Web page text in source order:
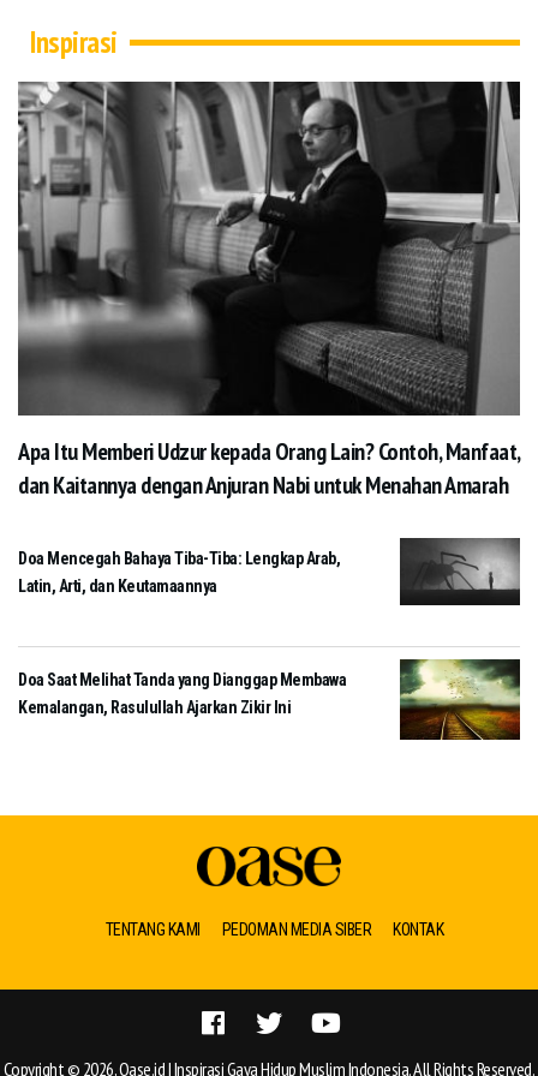
Inspirasi
Apa Itu Memberi Udzur kepada Orang Lain? Contoh, Manfaat,
dan Kaitannya dengan Anjuran Nabi untuk Menahan Amarah
Doa Mencegah Bahaya Tiba-Tiba: Lengkap Arab,
Latin, Arti, dan Keutamaannya
Doa Saat Melihat Tanda yang Dianggap Membawa
Kemalangan, Rasulullah Ajarkan Zikir Ini
TENTANG KAMI PEDOMAN MEDIA SIBER KONTAK
Copyright © 2026, Oase.id | Inspirasi Gaya Hidup Muslim Indonesia. All Rights Reserved.